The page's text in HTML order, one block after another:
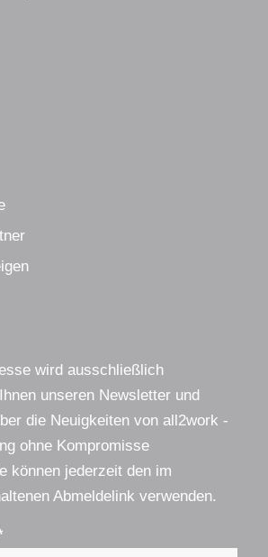
wird ausschließlich
unseren Newsletter und
die Neuigkeiten von all2work -
ohne Kompromisse
können jederzeit den im
Abmeldelink verwenden.